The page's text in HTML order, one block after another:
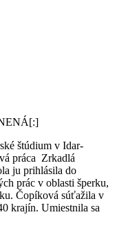
štúdium v Idar-
práca Zrkadlá
ju prihlásila do
prác v oblasti šperku,
Čopíková súťažila v
krajín. Umiestnila sa